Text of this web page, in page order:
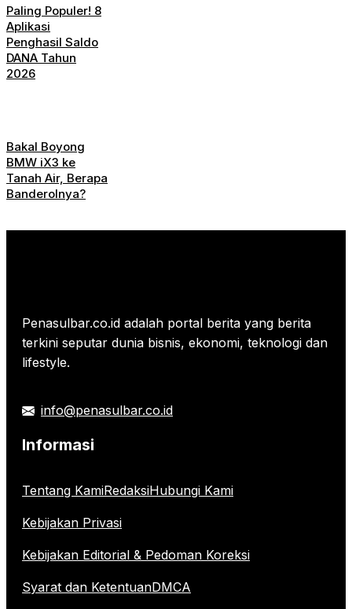
Paling Populer! 8
Aplikasi
Penghasil Saldo
DANA Tahun
2026
Bakal Boyong
BMW iX3 ke
Tanah Air, Berapa
Banderolnya?
Penasulbar.co.id adalah portal berita yang berita
terkini seputar dunia bisnis, ekonomi, teknologi dan
lifestyle.
info@penasulbar.co.id
Informasi
Tentang KamiRedaksiHubungi Kami
Kebijakan Privasi
Kebijakan Editorial & Pedoman Koreksi
Syarat dan KetentuanDMCA